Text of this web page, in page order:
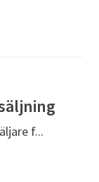
f...